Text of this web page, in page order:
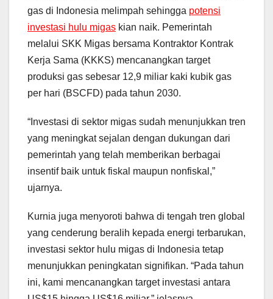
gas di Indonesia melimpah sehingga potensi
investasi hulu migas kian naik. Pemerintah
melalui SKK Migas bersama Kontraktor Kontrak
Kerja Sama (KKKS) mencanangkan target
produksi gas sebesar 12,9 miliar kaki kubik gas
per hari (BSCFD) pada tahun 2030.
“Investasi di sektor migas sudah menunjukkan tren
yang meningkat sejalan dengan dukungan dari
pemerintah yang telah memberikan berbagai
insentif baik untuk fiskal maupun nonfiskal,”
ujarnya.
Kurnia juga menyoroti bahwa di tengah tren global
yang cenderung beralih kepada energi terbarukan,
investasi sektor hulu migas di Indonesia tetap
menunjukkan peningkatan signifikan. “Pada tahun
ini, kami mencanangkan target investasi antara